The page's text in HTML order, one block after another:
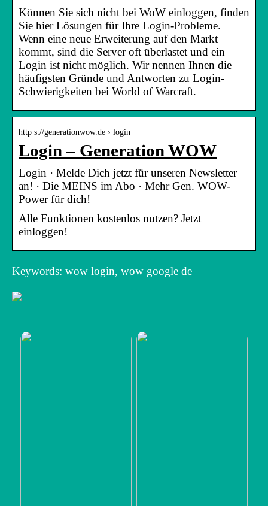
Können Sie sich nicht bei WoW einloggen, finden
Sie hier Lösungen für Ihre Login-Probleme.
Wenn eine neue Erweiterung auf den Markt
kommt, sind die Server oft überlastet und ein
Login ist nicht möglich. Wir nennen Ihnen die
häufigsten Gründe und Antworten zu Login-
Schwierigkeiten bei World of Warcraft.
http s://generationwow.de › login
Login – Generation WOW
Login · Melde Dich jetzt für unseren Newsletter
an! · Die MEINS im Abo · Mehr Gen. WOW-
Power für dich!
Alle Funktionen kostenlos nutzen? Jetzt
einloggen!
Keywords: wow login, wow google de